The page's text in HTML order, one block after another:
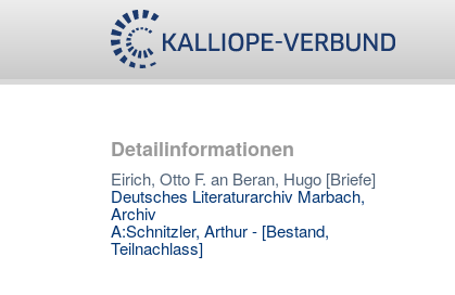
Detailinformationen
Eirich, Otto F. an Beran, Hugo [Briefe]
Deutsches Literaturarchiv Marbach,
Archiv
A:Schnitzler, Arthur - [Bestand,
Teilnachlass]